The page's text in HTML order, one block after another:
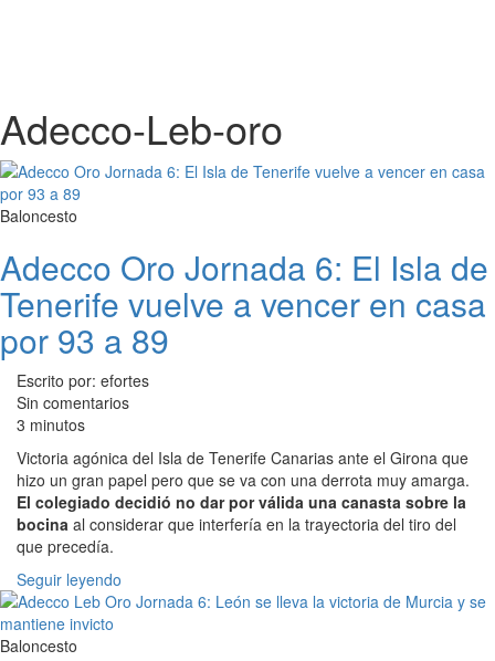
Adecco-Leb-oro
Baloncesto
Adecco Oro Jornada 6: El Isla de
Tenerife vuelve a vencer en casa
por 93 a 89
Escrito por: efortes
Sin comentarios
3 minutos
Victoria agónica del Isla de Tenerife Canarias ante el Girona que
hizo un gran papel pero que se va con una derrota muy amarga.
El colegiado decidió no dar por válida una canasta sobre la
bocina al considerar que interfería en la trayectoria del tiro del
que precedía.
Seguir leyendo
Baloncesto